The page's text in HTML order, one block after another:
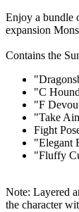
Enjoy a bundle
expansion
Contains the
"C
"F
"Take
Fight
"Elegant
"Fluffy
Note: Layered
the character